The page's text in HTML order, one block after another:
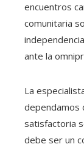
encuentros
comunitaria
ante la
La
dependamos
satisfactoria
debe ser un